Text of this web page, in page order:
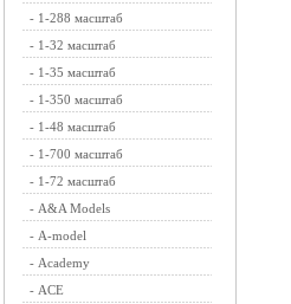
- 1-288 масштаб
- 1-32 масштаб
- 1-35 масштаб
- 1-350 масштаб
- 1-48 масштаб
- 1-700 масштаб
- 1-72 масштаб
- A&A Models
- A-model
- Academy
- ACE